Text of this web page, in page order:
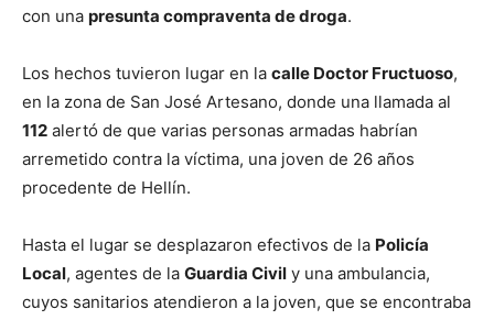
con una presunta compraventa de droga.
Los hechos tuvieron lugar en la calle Doctor Fructuoso,
en la zona de San José Artesano, donde una llamada al
112 alertó de que varias personas armadas habrían
arremetido contra la víctima, una joven de 26 años
procedente de Hellín.
Hasta el lugar se desplazaron efectivos de la Policía
Local, agentes de la Guardia Civil y una ambulancia,
cuyos sanitarios atendieron a la joven, que se encontraba